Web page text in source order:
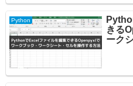
Python
きる
ーク